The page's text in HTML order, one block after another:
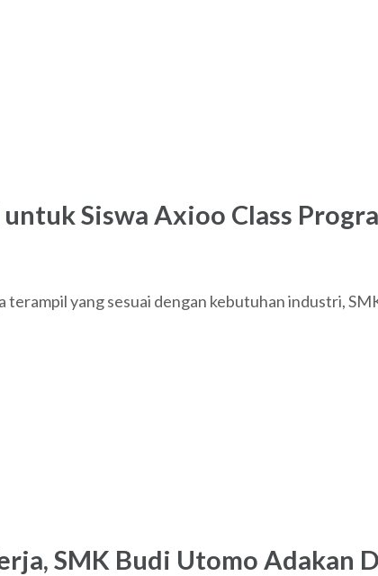
Siswa Axioo Class
yang sesuai dengan kebutuhan industri,
SMK Budi Utomo Adakan